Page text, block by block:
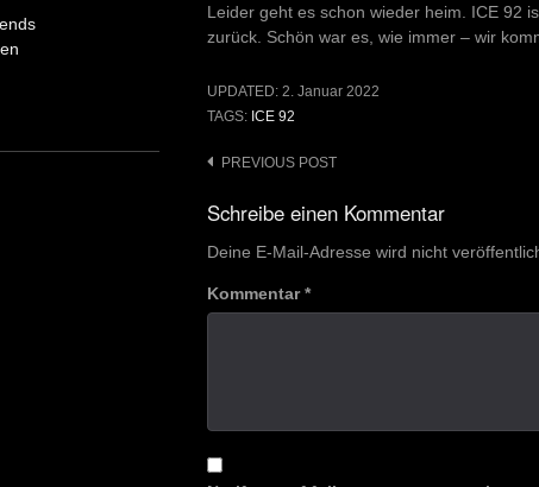
Leider geht es schon wieder heim. ICE 92
zurück. Schön war es, wie immer – wir
UPDATED: 2. Januar 2022
TAGS: ICE 92
Post
navigation
PREVIOUS POST
Schreibe einen Kommentar
Deine E-Mail-Adresse wird nicht
Kommentar*